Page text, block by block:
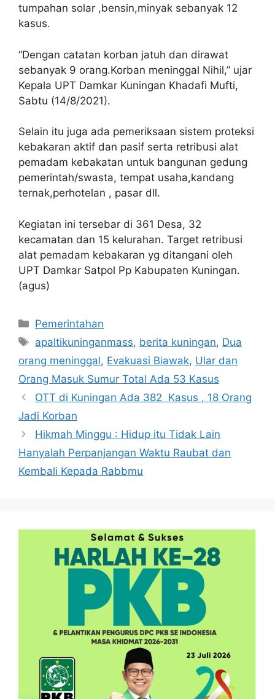
tumpahan solar ,bensin,minyak sebanyak 12
kasus.
“Dengan catatan korban jatuh dan dirawat
sebanyak 9 orang.Korban meninggal Nihil,” ujar
Kepala UPT Damkar Kuningan Khadafi Mufti,
Sabtu (14/8/2021).
Selain itu juga ada pemeriksaan sistem proteksi
kebakaran aktif dan pasif serta retribusi alat
pemadam kebakatan untuk bangunan gedung
pemerintah/swasta, tempat usaha,kandang
ternak,perhotelan , pasar dll.
Kegiatan ini tersebar di 361 Desa, 32
kecamatan dan 15 kelurahan. Target retribusi
alat pemadam kebakaran yg ditangani oleh
UPT Damkar Satpol Pp Kabupaten Kuningan.
(agus)
Kategori
Pemerintahan
Tag
apaltikuninganmass, berita kuningan, Dua
orang meninggal, Evakuasi Biawak, Ular dan
Orang Masuk Sumur Total Ada 53 Kasus
OTT di Kuningan Ada 382 Kasus , 18 Orang
Jadi Korban
Hikmah Minggu : Hidup itu Tidak Lain
Hanyalah Perpanjangan Waktu Raubat dan
Kembali Kepada Rabbmu